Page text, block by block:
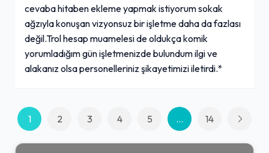
cevaba hitaben ekleme yapmak istiyorum sokak
ağzıyla konuşan vizyonsuz bir işletme daha da fazlası
değil.Trol hesap muamelesi de oldukça komik
yorumladığım gün işletmenizde bulundum ilgi ve
alakanız olsa personelleriniz şikayetimizi iletirdi.*
1 2 3 4 5 ... 14